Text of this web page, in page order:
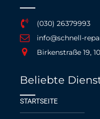
(030) 26379993
info@schnell-
Birkenstraße 19,
Beliebte
STARTSEITE